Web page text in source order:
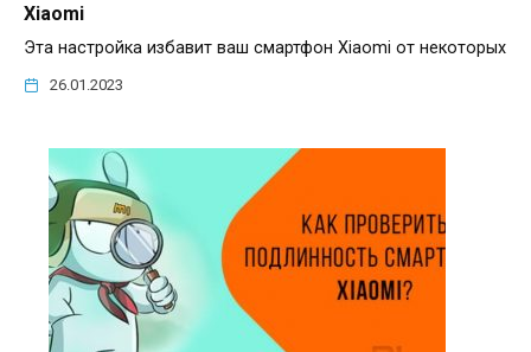
Xiaomi
Эта настройка избавит ваш смартфон Xiaomi от некоторых
26.01.2023